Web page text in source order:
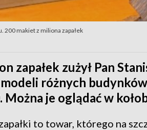
200 makiet z miliona zapałek
zapałek zużył Pan
różnych
Można je oglądać w
to towar, którego na